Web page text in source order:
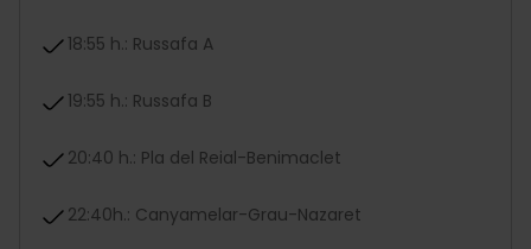
18:55 h.: Russafa A
19:55 h.: Russafa B
20:40 h.: Pla del Reial-Benimaclet
22:40h.: Canyamelar-Grau-Nazaret